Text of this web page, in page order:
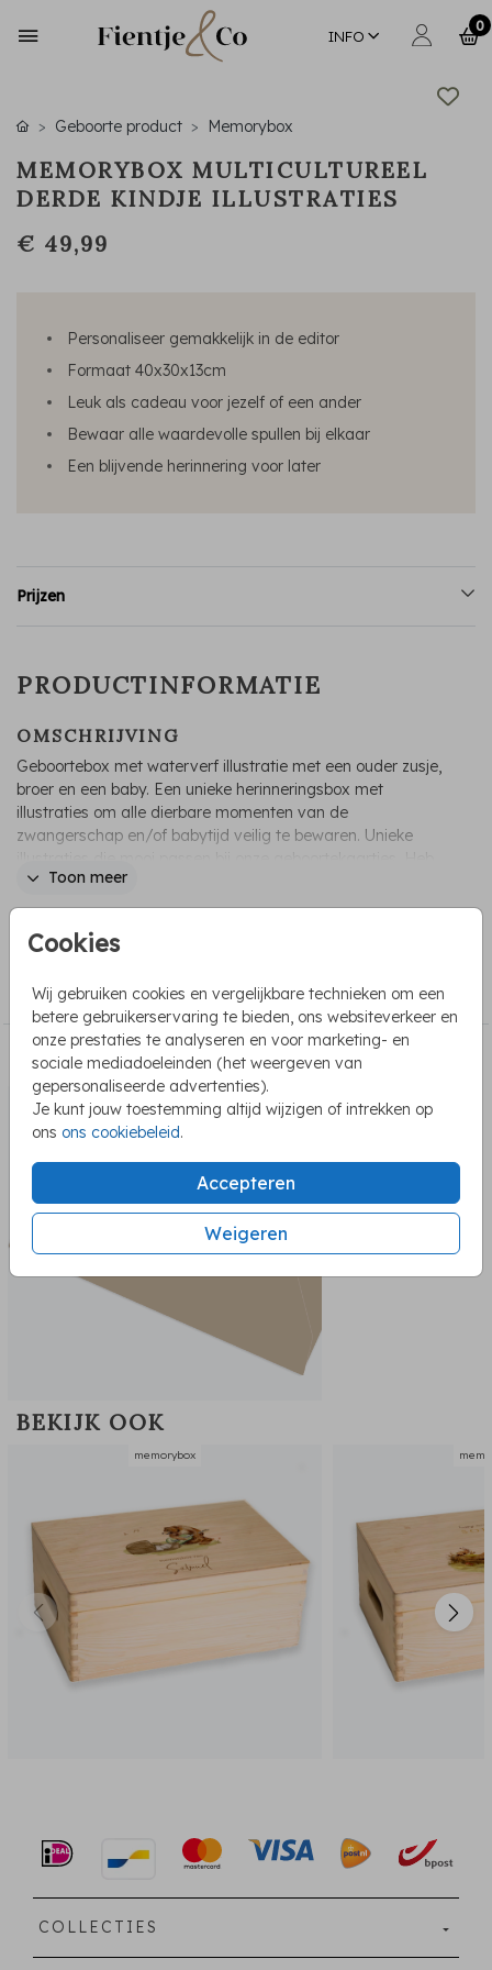
INFO
0
Cookies
Wij gebruiken cookies en vergelijkbare technieken om een
betere gebruikerservaring te bieden, ons websiteverkeer en
onze prestaties te analyseren en voor marketing- en
sociale mediadoeleinden (het weergeven van
gepersonaliseerde advertenties).
Je kunt jouw toestemming altijd wijzigen of intrekken op
ons ons cookiebeleid.
Accepteren
Weigeren
Geboorte product Memorybox
MEMORYBOX MULTICULTUREEL
DERDE KINDJE ILLUSTRATIES
€ 49,99
Personaliseer gemakkelijk in de editor
Formaat 40x30x13cm
Leuk als cadeau voor jezelf of een ander
Bewaar alle waardevolle spullen bij elkaar
Een blijvende herinnering voor later
Prijzen
PRODUCTINFORMATIE
OMSCHRIJVING
Geboortebox met waterverf illustratie met een ouder zusje,
broer en een baby. Een unieke herinneringsbox met
illustraties om alle dierbare momenten van de
zwangerschap en/of babytijd veilig te bewaren. Unieke
je een andere gezinssamenstelling, laat het ons weten!
Toon meer
Memorybox
PASSEND BIJ DE KAART
sluitzegel
BEKIJK OOK
memorybox
COLLECTIES